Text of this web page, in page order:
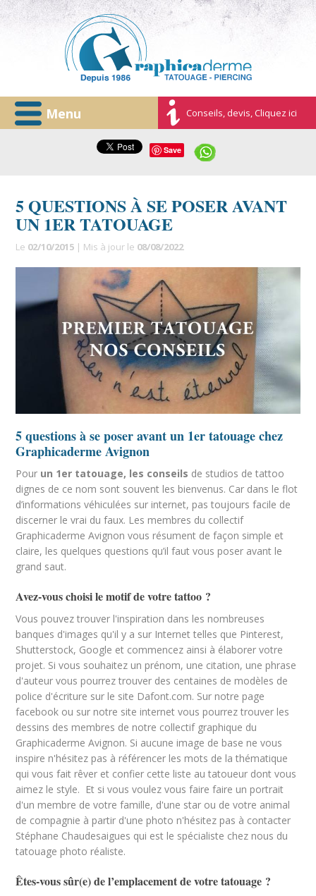
Menu Conseils, devis, Cliquez ici
Save
5 QUESTIONS À SE POSER AVANT
UN 1ER TATOUAGE
Le 02/10/2015 | Mis à jour le 08/08/2022
5 questions à se poser avant un 1er tatouage chez
Graphicaderme Avignon
Pour un 1er tatouage, les conseils de studios de tattoo
dignes de ce nom sont souvent les bienvenus. Car dans le flot
d’informations véhiculées sur internet, pas toujours facile de
discerner le vrai du faux. Les membres du collectif
Graphicaderme Avignon vous résument de façon simple et
claire, les quelques questions qu’il faut vous poser avant le
grand saut.
Avez-vous choisi le motif de votre tattoo ?
Vous pouvez trouver l'inspiration dans les nombreuses
banques d'images qu'il y a sur Internet telles que Pinterest,
Shutterstock, Google et commencez ainsi à élaborer votre
projet. Si vous souhaitez un prénom, une citation, une phrase
d'auteur vous pourrez trouver des centaines de modèles de
police d'écriture sur le site Dafont.com. Sur notre page
facebook ou sur notre site internet vous pourrez trouver les
dessins des membres de notre collectif graphique du
Graphicaderme Avignon. Si aucune image de base ne vous
inspire n'hésitez pas à référencer les mots de la thématique
qui vous fait rêver et confier cette liste au tatoueur dont vous
aimez le style. Et si vous voulez vous faire faire un portrait
d'un membre de votre famille, d'une star ou de votre animal
de compagnie à partir d'une photo n'hésitez pas à contacter
Stéphane Chaudesaigues qui est le spécialiste chez nous du
tatouage photo réaliste.
Êtes-vous sûr(e) de l’emplacement de votre tatouage ?